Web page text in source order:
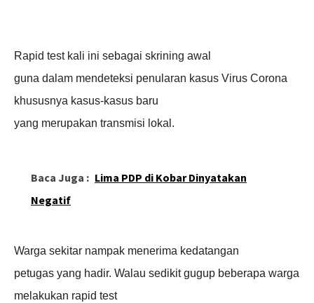
Rapid test kali ini sebagai skrining awal
guna dalam mendeteksi penularan kasus Virus Corona
khususnya kasus-kasus baru
yang merupakan transmisi lokal.
Baca Juga : Lima PDP di Kobar Dinyatakan
Negatif
Warga sekitar nampak menerima kedatangan
petugas yang hadir. Walau sedikit gugup beberapa warga
melakukan rapid test